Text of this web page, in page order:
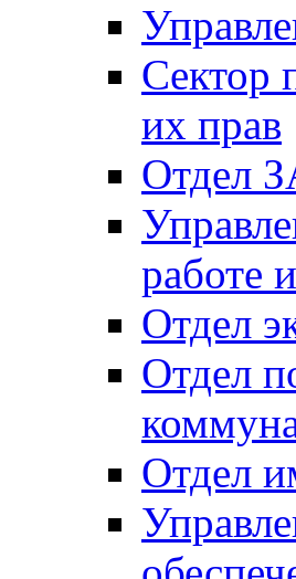
Сектор
их прав
Отдел
работе
Отдел
Отдел
Отдел